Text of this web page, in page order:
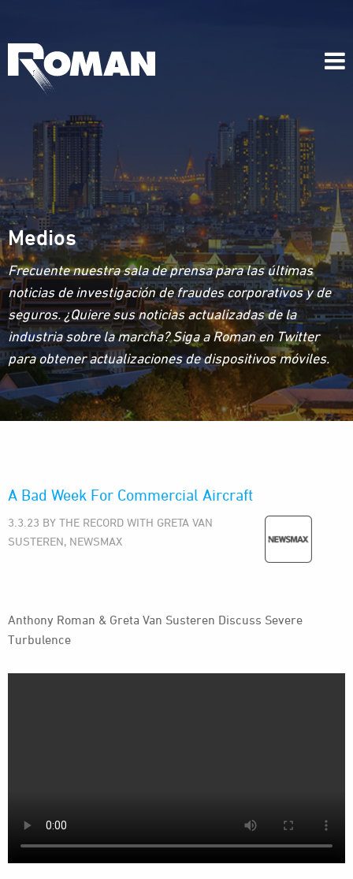
Medios
Frecuente nuestra sala de prensa para las últimas
noticias de investigación de fraudes corporativos y de
seguros. ¿Quiere sus noticias actualizadas de la
industria sobre la marcha? Siga a Roman en Twitter
para obtener actualizaciones de dispositivos móviles.
A Bad Week For Commercial Aircraft
3.3.23 BY THE RECORD WITH GRETA VAN
SUSTEREN, NEWSMAX
Anthony Roman & Greta Van Susteren Discuss Severe
Turbulence